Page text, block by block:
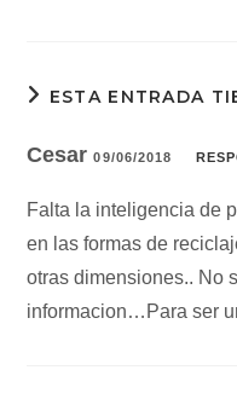
ESTA ENTRADA
Cesar09/06/2018
Falta la inteligencia de
en las formas de
otras dimensiones.. No
informacion…Para ser